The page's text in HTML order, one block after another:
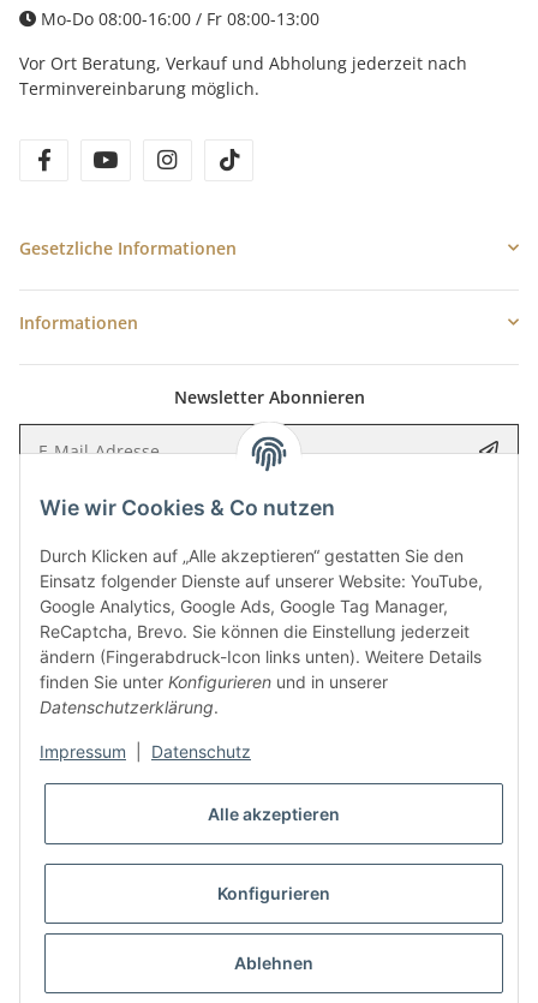
Wie wir Cookies & Co nutzen
Durch Klicken auf „Alle akzeptieren“ gestatten Sie den
Einsatz folgender Dienste auf unserer Website: YouTube,
Google Analytics, Google Ads, Google Tag Manager,
ReCaptcha, Brevo. Sie können die Einstellung jederzeit
ändern (Fingerabdruck-Icon links unten). Weitere Details
finden Sie unter Konfigurieren und in unserer
Datenschutzerklärung.
Impressum Datenschutz
Alle akzeptieren
Konfigurieren
Ablehnen
Mo-Do 08:00-16:00 / Fr 08:00-13:00
Vor Ort Beratung, Verkauf und Abholung jederzeit nach
Terminvereinbarung möglich.
facebookyoutube instagram
Gesetzliche Informationen
Informationen
Newsletter Abonnieren
Bitte senden Sie mir entsprechend IhrerDatenschutzerklärung
Mail zu.
Newsletter abonnieren und5 €Rabatt-Guschein erhalten.
Für Ihren nächsten Einkauf in unserem WOODResin-Shop.
Den Gutschein erhalten Sie per Email nach der erfolgreichen
Bestätigung Ihrer Email-Adresse.
VERTRAG WIDERRUFEN